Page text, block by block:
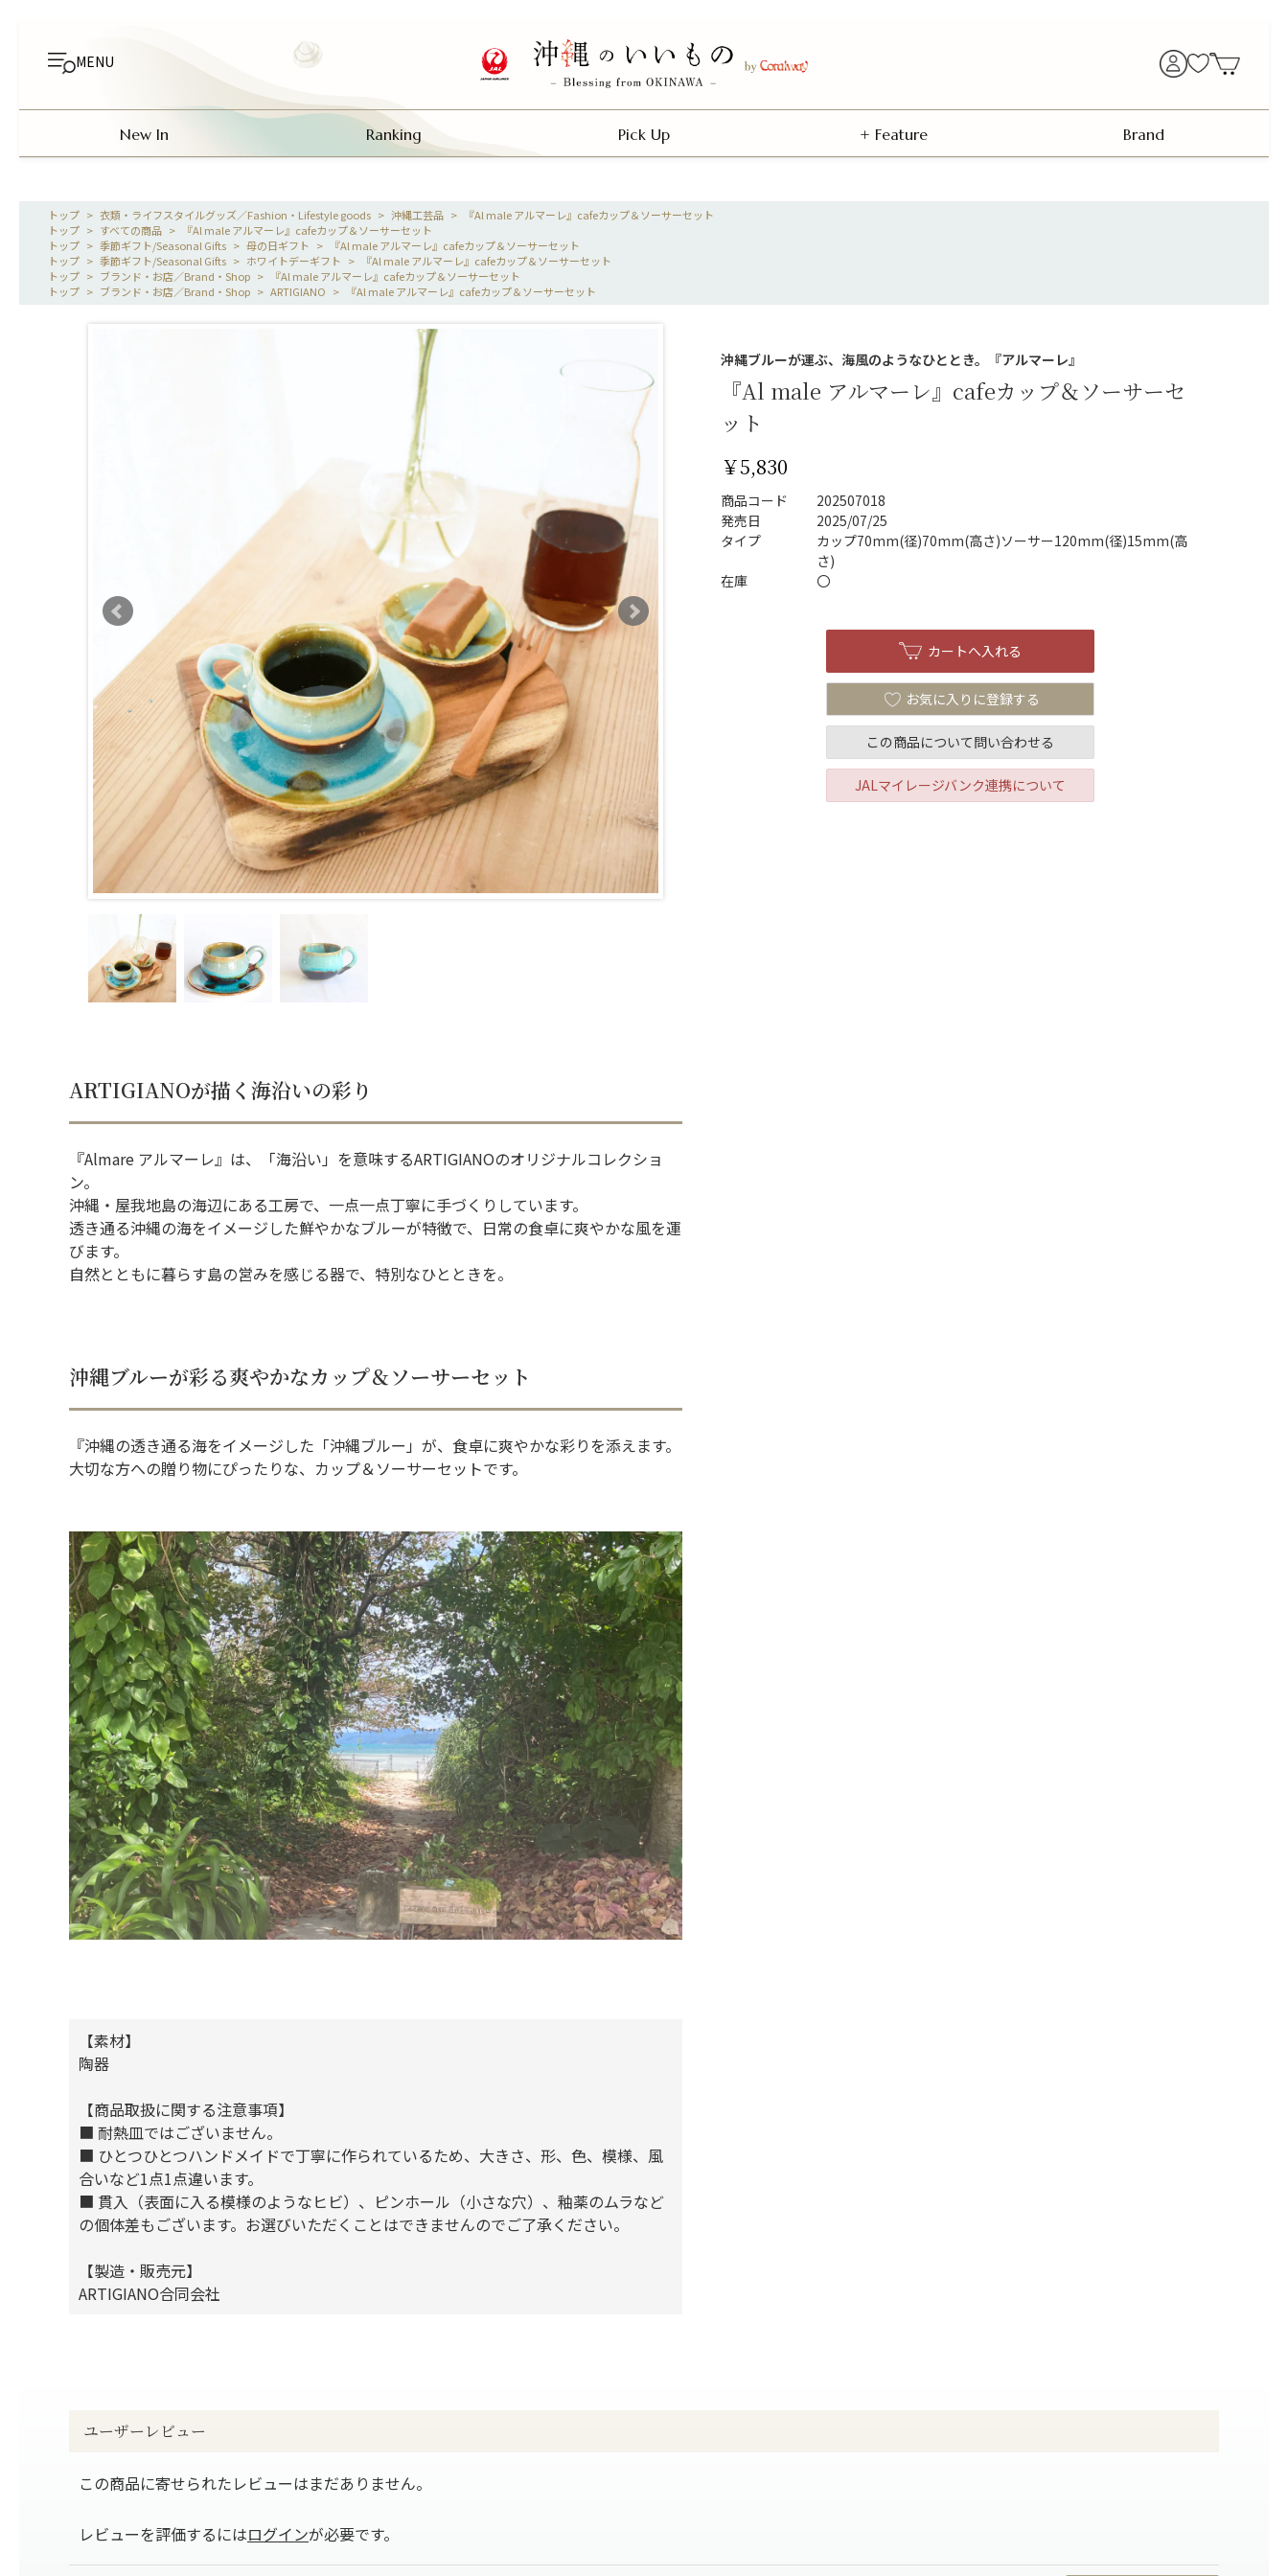
MENU
New In Ranking Pick Up + Feature Brand
> 衣類・ライフスタイルグッズ／Fashion・Lifestyle goods > 沖縄工芸品 >
『Al male アルマーレ』cafeカップ＆ソーサーセット
> すべての商品 >
『Al male アルマーレ』cafeカップ＆ソーサーセット
> 季節ギフト/Seasonal Gifts > 母の日ギフト >
『Al male アルマーレ』cafeカップ＆ソーサーセット
> 季節ギフト/Seasonal Gifts > ホワイトデーギフト >
『Al male アルマーレ』cafeカップ＆ソーサーセット
> ブランド・お店／Brand・Shop >
『Al male アルマーレ』cafeカップ＆ソーサーセット
> ブランド・お店／Brand・Shop > ARTIGIANO > 『Al male アルマーレ』cafeカップ＆ソーサーセット
ARTIGIANOが描く海沿いの彩り
『Almare アルマーレ』は、「海沿い」を意味するARTIGIANOのオリジナルコレクショ
ン。
沖縄・屋我地島の海辺にある工房で、一点一点丁寧に手づくりしています。
透き通る沖縄の海をイメージした鮮やかなブルーが特徴で、日常の食卓に爽やかな風を運
びます。
自然とともに暮らす島の営みを感じる器で、特別なひとときを。
沖縄ブルーが彩る爽やかなカップ＆ソーサーセット
『沖縄の透き通る海をイメージした「沖縄ブルー」が、食卓に爽やかな彩りを添えます。
大切な方への贈り物にぴったりな、カップ＆ソーサーセットです。
【素材】
陶器
【商品取扱に関する注意事項】
■ 耐熱皿ではございません。
■ ひとつひとつハンドメイドで丁寧に作られているため、大きさ、形、色、模様、風
合いなど1点1点違います。
■ 貫入（表面に入る模様のようなヒビ）、ピンホール（小さな穴）、釉薬のムラなど
の個体差もございます。お選びいただくことはできませんのでご了承ください。
【製造・販売元】
ARTIGIANO合同会社
ユーザーレビュー
この商品に寄せられたレビューはまだありません。
レビューを評価するにはログインが必要です。
沖縄ブルーが運ぶ、海風のようなひととき。『アルマーレ』
『Al male アルマーレ』cafeカップ＆ソーサーセ
ット
￥5,830
商品コード
202507018
発売日
2025/07/25
タイプ
カップ70mm(径)70mm(高さ)ソーサー120mm(径)15mm(高
さ)
在庫
〇
この商品について問い合わせる
JALマイレージバンク連携について
お気に入りに登録する